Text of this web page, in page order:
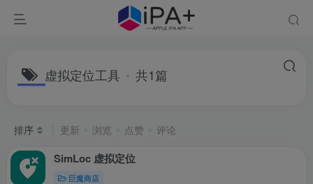
虚拟定位工具 共1篇
排序 更新 浏览 点赞 评论
SimLoc 虚拟定位
巨魔商店